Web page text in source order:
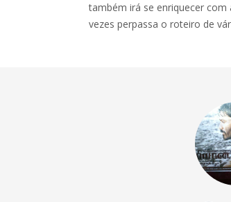
também irá se enriquecer
vezes perpassa o roteiro de